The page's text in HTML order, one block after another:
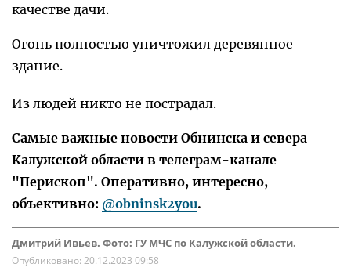
качестве дачи.
Огонь полностью уничтожил деревянное
здание.
Из людей никто не пострадал.
Самые важные новости Обнинска и севера
Калужской области в телеграм-канале
"Перископ". Оперативно, интересно,
объективно: @obninsk2you.
Дмитрий Ивьев. Фото: ГУ МЧС по Калужской области.
Опубликовано: 20.12.2023 09:58